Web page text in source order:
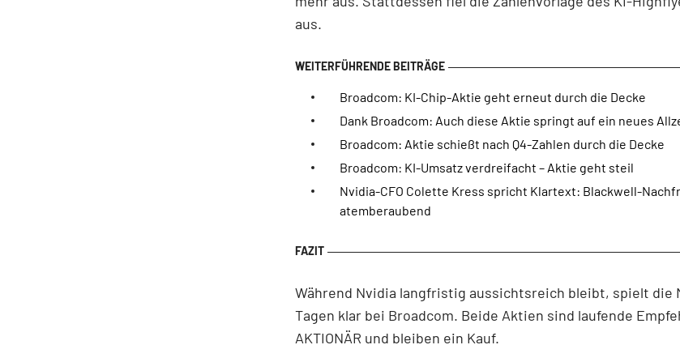
aus.
Broadcom: KI-Chip-Aktie geht erneut durch die Decke
Dank Broadcom: Auch diese Aktie springt auf ein neues
Broadcom: Aktie schießt nach Q4-Zahlen durch die Decke
Broadcom: KI-Umsatz verdreifacht – Aktie geht steil
Nvidia-CFO Colette Kress spricht Klartext: Blackwell-
atemberaubend
Während Nvidia langfristig aussichtsreich bleibt, spielt die
Tagen klar bei Broadcom. Beide Aktien sind laufende
AKTIONÄR und bleiben ein Kauf.